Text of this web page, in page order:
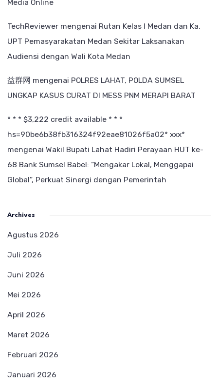
Media Online
TechReviewer mengenai Rutan Kelas I Medan dan Ka.
UPT Pemasyarakatan Medan Sekitar Laksanakan
Audiensi dengan Wali Kota Medan
益群网 mengenai POLRES LAHAT, POLDA SUMSEL
UNGKAP KASUS CURAT DI MESS PNM MERAPI BARAT
* * * $3,222 credit available * * *
hs=90be6b38fb316324f92eae81026f5a02* ххх*
mengenai Wakil Bupati Lahat Hadiri Perayaan HUT ke-
68 Bank Sumsel Babel: “Mengakar Lokal, Menggapai
Global”, Perkuat Sinergi dengan Pemerintah
Archives
Agustus 2026
Juli 2026
Juni 2026
Mei 2026
April 2026
Maret 2026
Februari 2026
Januari 2026